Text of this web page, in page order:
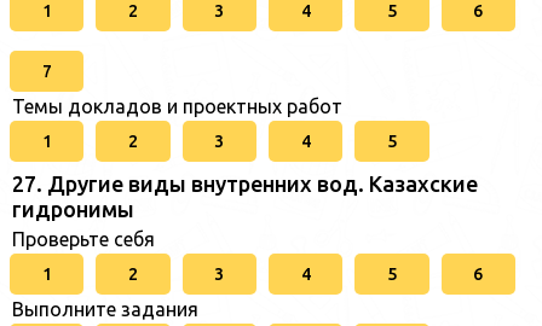
1 2 3 4 5 6
7
Темы докладов и проектных работ
1 2 3 4 5
27. Другие виды внутренних вод. Казахские
гидронимы
Проверьте себя
1 2 3 4 5 6
Выполните задания